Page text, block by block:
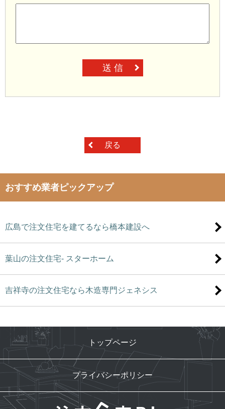
送 信
戻る
おすすめ業者ピックアップ
広島で注文住宅を建てるなら橋本建設へ
葉山の注文住宅- スターホーム
吉祥寺の注文住宅なら木造専門ジェネシス
トップページ
プライバシーポリシー